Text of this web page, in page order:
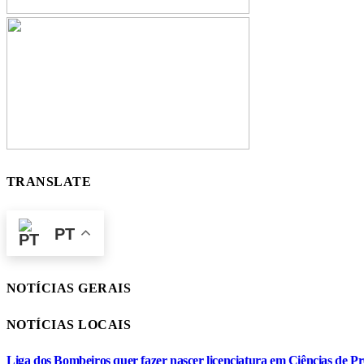
TRANSLATE
PT
NOTÍCIAS GERAIS
NOTÍCIAS LOCAIS
Liga dos Bombeiros quer fazer nascer licenciatura em Ciências de